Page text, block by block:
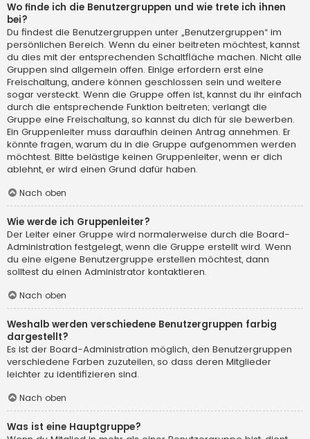
Wo finde ich die Benutzergruppen und wie trete ich ihnen
bei?
Du findest die Benutzergruppen unter „Benutzergruppen“ im
persönlichen Bereich. Wenn du einer beitreten möchtest, kannst
du dies mit der entsprechenden Schaltfläche machen. Nicht alle
Gruppen sind allgemein offen. Einige erfordern erst eine
Freischaltung, andere können geschlossen sein und weitere
sogar versteckt. Wenn die Gruppe offen ist, kannst du ihr einfach
durch die entsprechende Funktion beitreten; verlangt die
Gruppe eine Freischaltung, so kannst du dich für sie bewerben.
Ein Gruppenleiter muss daraufhin deinen Antrag annehmen. Er
könnte fragen, warum du in die Gruppe aufgenommen werden
möchtest. Bitte belästige keinen Gruppenleiter, wenn er dich
ablehnt, er wird einen Grund dafür haben.
Nach oben
Wie werde ich Gruppenleiter?
Der Leiter einer Gruppe wird normalerweise durch die Board-
Administration festgelegt, wenn die Gruppe erstellt wird. Wenn
du eine eigene Benutzergruppe erstellen möchtest, dann
solltest du einen Administrator kontaktieren.
Nach oben
Weshalb werden verschiedene Benutzergruppen farbig
dargestellt?
Es ist der Board-Administration möglich, den Benutzergruppen
verschiedene Farben zuzuteilen, so dass deren Mitglieder
leichter zu identifizieren sind.
Nach oben
Was ist eine Hauptgruppe?